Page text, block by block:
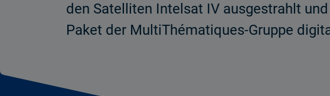
den Satelliten Intelsat IV ausgestrahlt
Paket der MultiThématiques-Gruppe